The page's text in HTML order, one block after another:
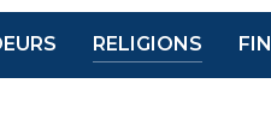
RELIGIONS